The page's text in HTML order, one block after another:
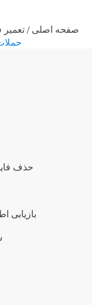
صفحه اصلی /تعمیر
حذف
بازیابی